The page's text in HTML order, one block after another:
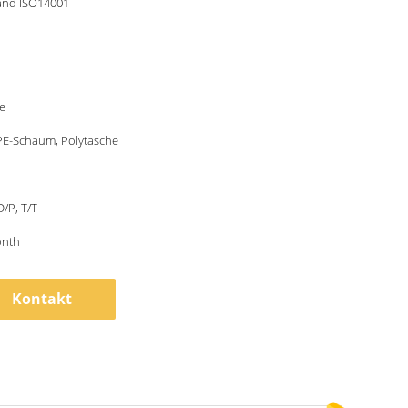
Schaum, Polytasche
P, T/T
Kontakt